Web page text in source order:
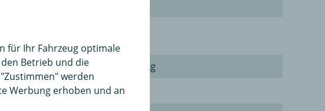
/ Lastenträger
21,09 kg
(in Std.)3
3,5 h
für Ihr Fahrzeug optimale
Betrieb und die
werden
Werbung erhoben und an